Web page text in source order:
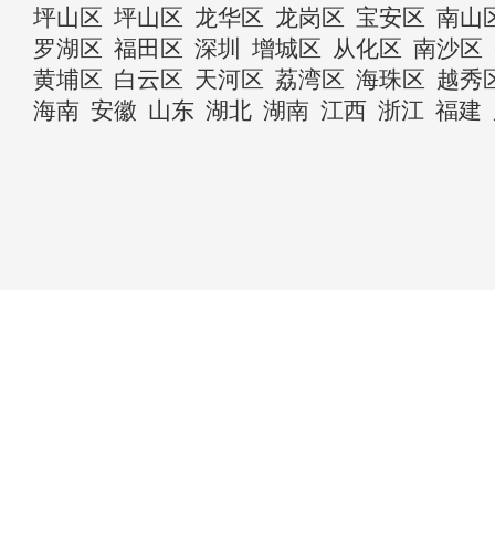
坪山区 坪山区 龙华区 龙岗区 宝安区 南山
罗湖区 福田区 深圳 增城区 从化区 南沙区
黄埔区 白云区 天河区 荔湾区 海珠区 越秀
海南 安徽 山东 湖北 湖南 江西 浙江 福建